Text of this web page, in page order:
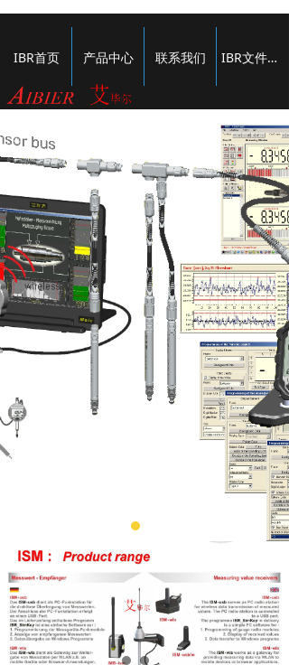
IBR首页 产品中心 联系我们 IBR文件下载